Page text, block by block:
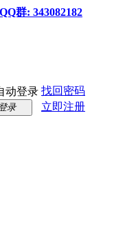
QQ群: 343082182
动登录 找回密码
录
立即注册